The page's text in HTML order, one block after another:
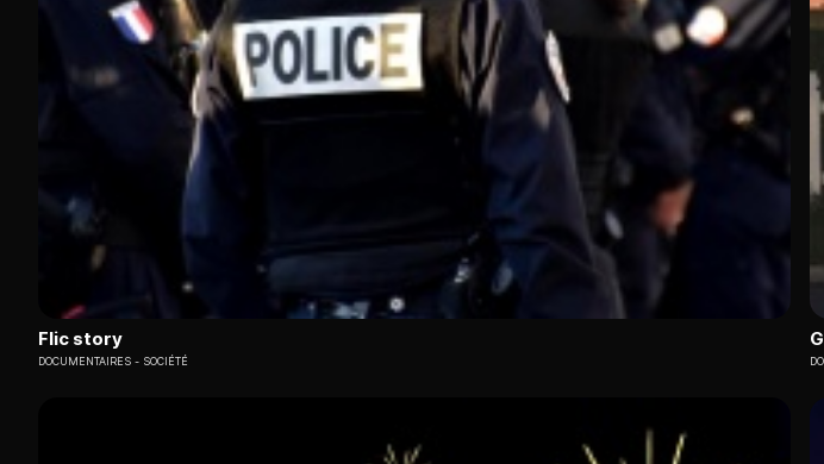
Flic story
DOCUMENTAIRES SOCIÉTÉ